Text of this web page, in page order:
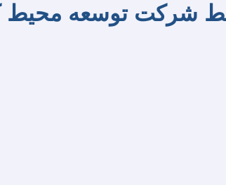
شرکت توسعه محیط